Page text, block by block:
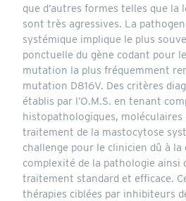
que d’autres formes telles que la
sont très agressives. La
systémique implique le plus
ponctuelle du gène codant pour
mutation la plus fréquemment
mutation D816V. Des critères
établis par l’O.M.S. en tenant
histopathologiques,
traitement de la mastocytose
challenge pour le clinicien dû à
complexité de la pathologie ainsi
traitement standard et efficace.
thérapies ciblées par inhibiteurs